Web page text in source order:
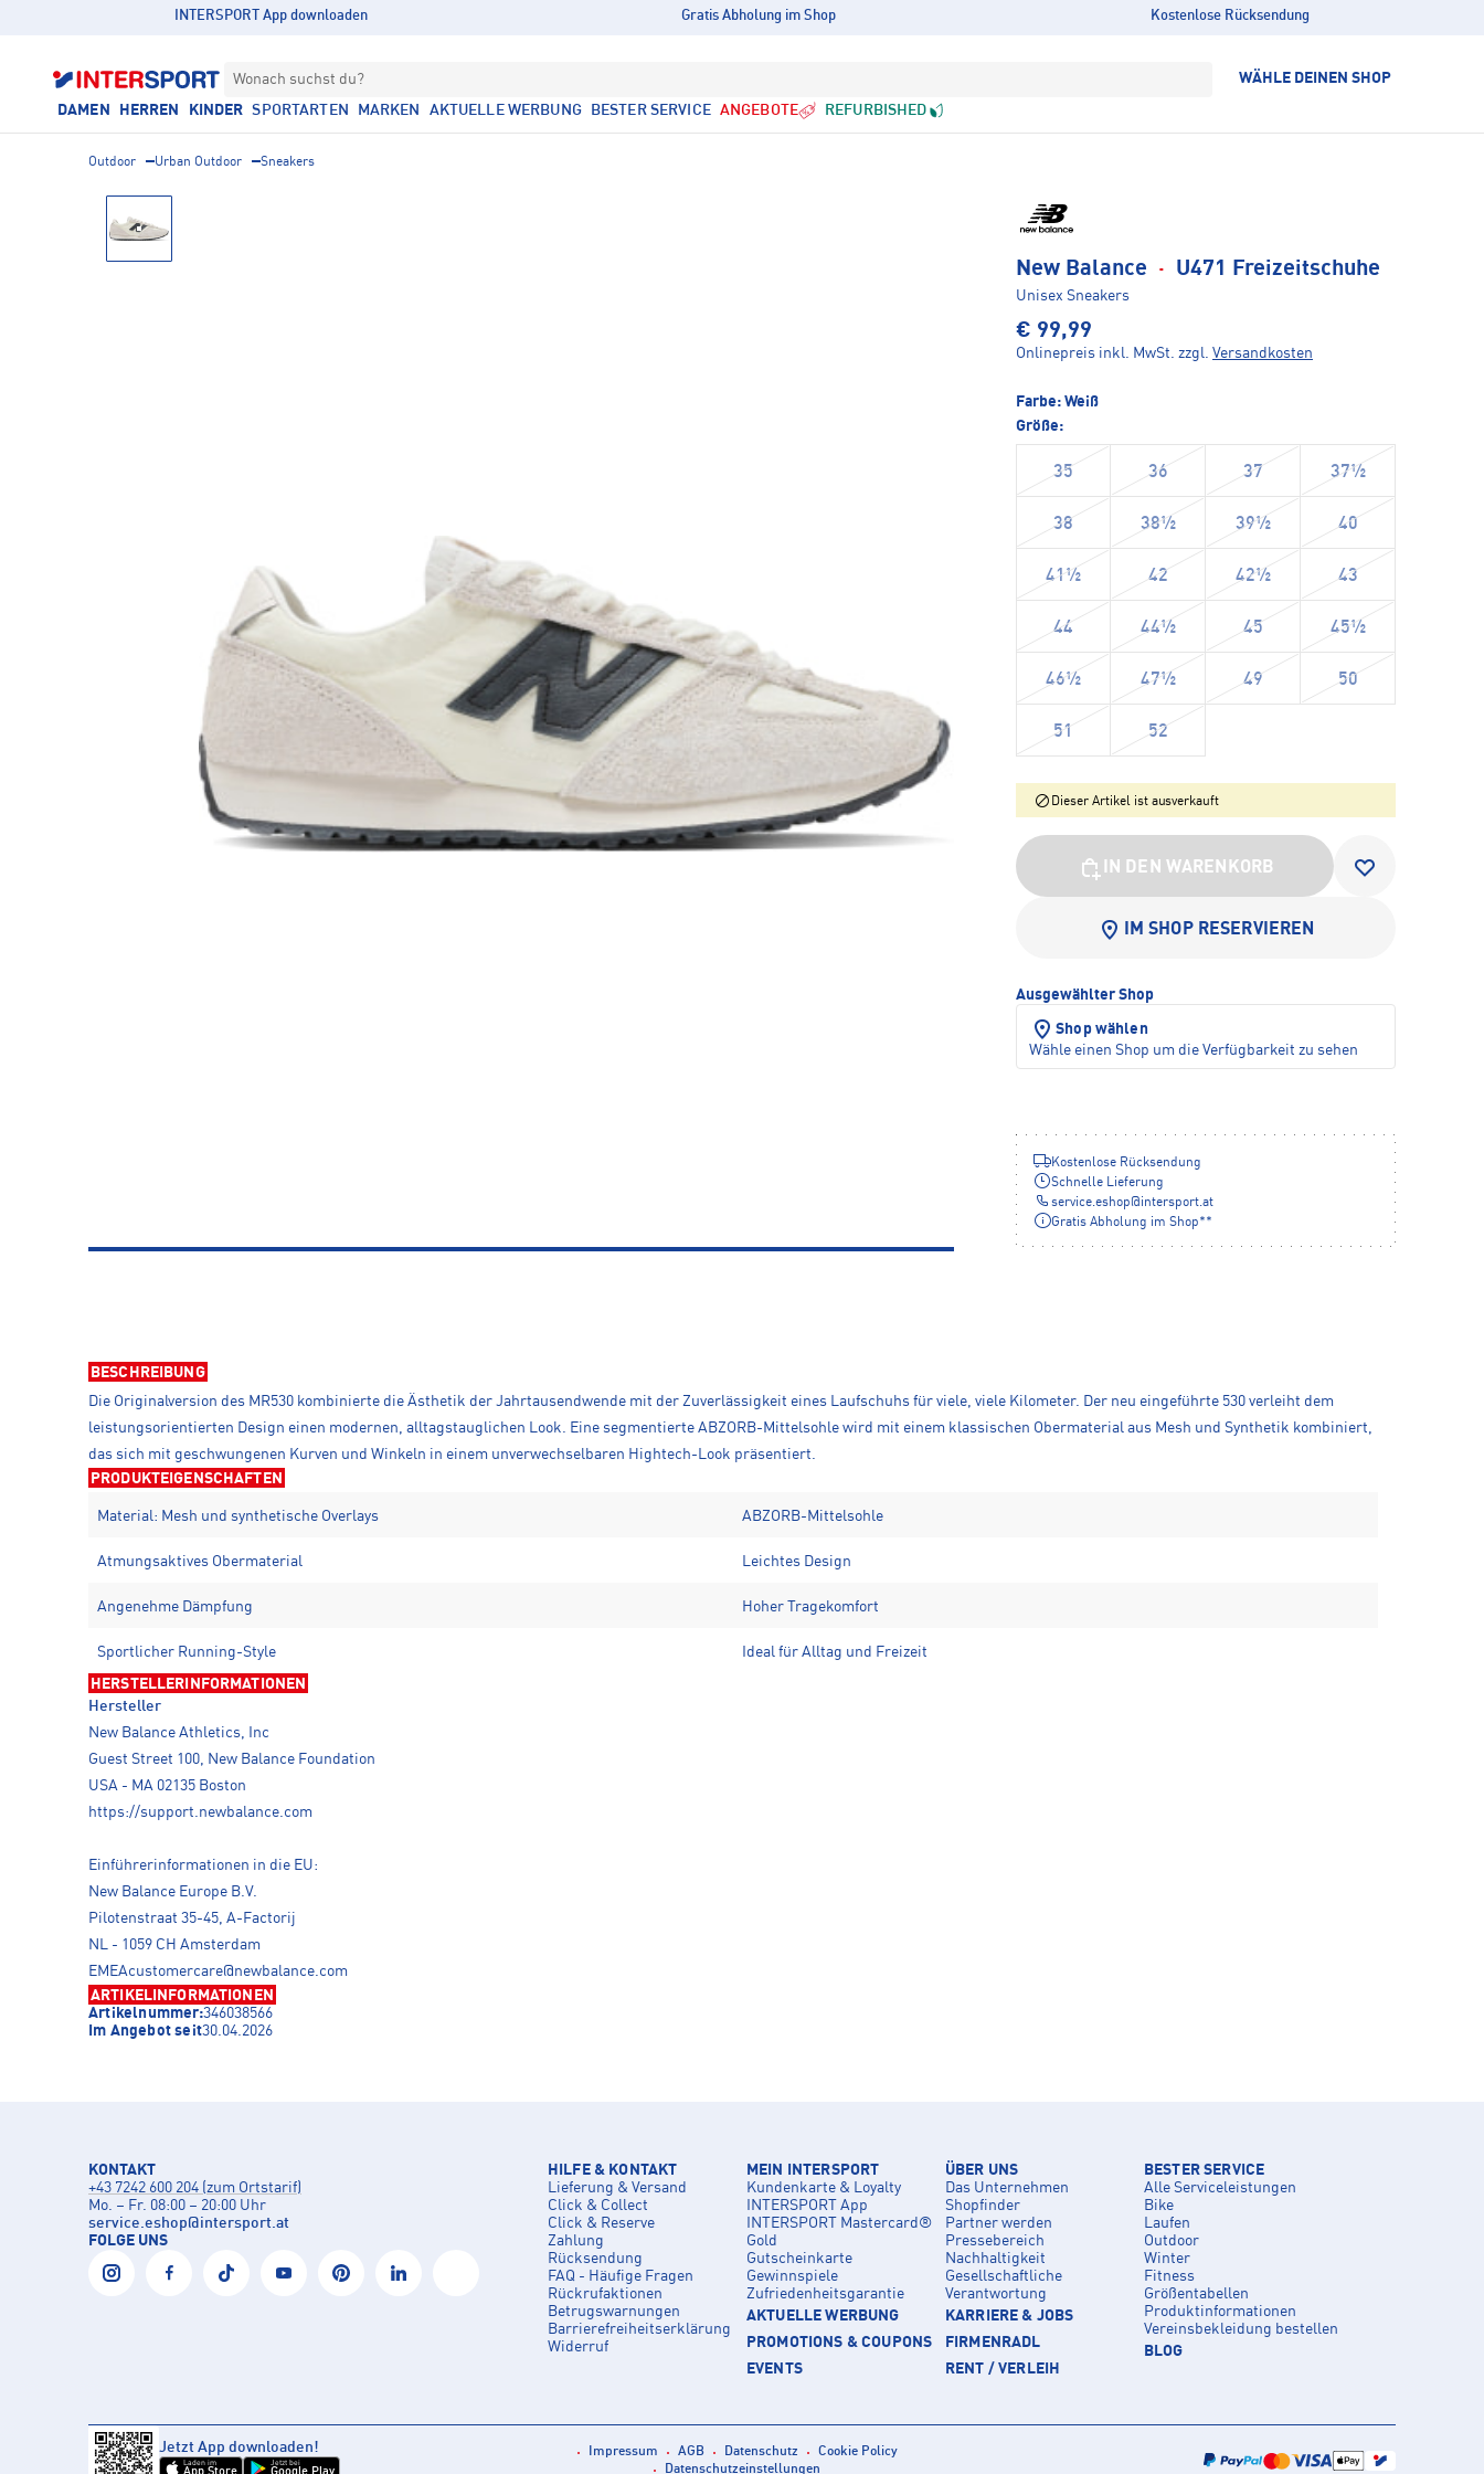
INTERSPORT App downloaden Gratis Abholung im Shop Kostenlose Rücksendung
Wonach suchst du? WÄHLE DEINEN SHOP
DAMEN HERREN KINDER SPORTARTEN MARKEN AKTUELLE WERBUNG BESTER SERVICE ANGEBOTE REFURBISHED
Outdoor Urban Outdoor Sneakers
New Balance · U471 Freizeitschuhe
Unisex Sneakers
€ 99,99
Onlinepreis inkl. MwSt. zzgl. Versandkosten
Farbe: Weiß
Größe:
35 36 37 37½
38 38½ 39½ 40
41½ 42 42½ 43
44 44½ 45 45½
46½ 47½ 49 50
51 52
Dieser Artikel ist ausverkauft
IN DEN WARENKORB
IM SHOP RESERVIEREN
Ausgewählter Shop
Shop wählen
Wähle einen Shop um die Verfügbarkeit zu sehen
Kostenlose Rücksendung
Schnelle Lieferung
service.eshop@intersport.at
Gratis Abholung im Shop**
BESCHREIBUNG
Die Originalversion des MR530 kombinierte die Ästhetik der Jahrtausendwende mit der Zuverlässigkeit eines Laufschuhs für viele, viele Kilometer. Der neu eingeführte 530 verleiht dem
leistungsorientierten Design einen modernen, alltagstauglichen Look. Eine segmentierte ABZORB-Mittelsohle wird mit einem klassischen Obermaterial aus Mesh und Synthetik kombiniert,
das sich mit geschwungenen Kurven und Winkeln in einem unverwechselbaren Hightech-Look präsentiert.
PRODUKTEIGENSCHAFTEN
Material: Mesh und synthetische Overlays ABZORB-Mittelsohle
Atmungsaktives Obermaterial Leichtes Design
Angenehme Dämpfung Hoher Tragekomfort
Sportlicher Running-Style Ideal für Alltag und Freizeit
HERSTELLERINFORMATIONEN
Hersteller
New Balance Athletics, Inc
Guest Street 100, New Balance Foundation
USA - MA 02135 Boston
https://support.newbalance.com
Einführerinformationen in die EU:
New Balance Europe B.V.
Pilotenstraat 35-45, A-Factorij
NL - 1059 CH Amsterdam
EMEAcustomercare@newbalance.com
ARTIKELINFORMATIONEN
Artikelnummer:346038566
Im Angebot seit30.04.2026
KONTAKT
+43 7242 600 204 (zum Ortstarif)
Mo. – Fr. 08:00 – 20:00 Uhr
service.eshop@intersport.at
FOLGE UNS
HILFE & KONTAKT
Lieferung & Versand
Click & Collect
Click & Reserve
Zahlung
Rücksendung
FAQ - Häufige Fragen
Rückrufaktionen
Betrugswarnungen
Barrierefreiheitserklärung
Widerruf
MEIN INTERSPORT
Kundenkarte & Loyalty
INTERSPORT App
INTERSPORT Mastercard®
Gold
Gutscheinkarte
Gewinnspiele
Zufriedenheitsgarantie
AKTUELLE WERBUNG
PROMOTIONS & COUPONS
EVENTS
ÜBER UNS
Das Unternehmen
Shopfinder
Partner werden
Pressebereich
Nachhaltigkeit
Gesellschaftliche
Verantwortung
KARRIERE & JOBS
FIRMENRADL
RENT / VERLEIH
BESTER SERVICE
Alle Serviceleistungen
Bike
Laufen
Outdoor
Winter
Fitness
Größentabellen
Produktinformationen
Vereinsbekleidung bestellen
BLOG
Jetzt App downloaden!
Laden im Jetzt bei
Impressum AGB Datenschutz
Cookie Policy
Datenschutzeinstellungen